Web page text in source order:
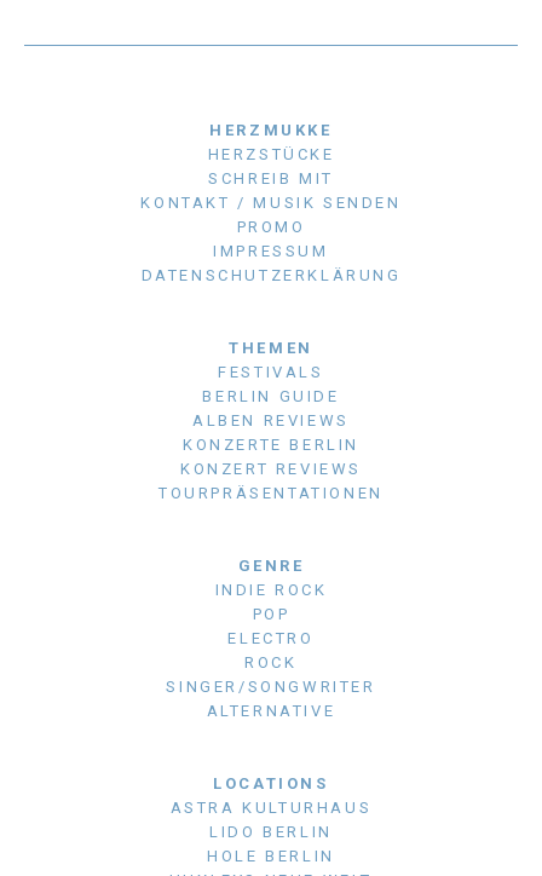
HERZMUKKE
HERZSTÜCKE
SCHREIB MIT
KONTAKT / MUSIK SENDEN
PROMO
IMPRESSUM
DATENSCHUTZERKLÄRUNG
THEMEN
FESTIVALS
BERLIN GUIDE
ALBEN REVIEWS
KONZERTE BERLIN
KONZERT REVIEWS
TOURPRÄSENTATIONEN
GENRE
INDIE ROCK
POP
ELECTRO
ROCK
SINGER/SONGWRITER
ALTERNATIVE
LOCATIONS
ASTRA KULTURHAUS
LIDO BERLIN
HOLE BERLIN